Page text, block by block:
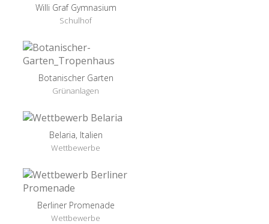
Willi Graf Gymnasium
Schulhof
Botanischer Garten
Grünanlagen
Belaria, Italien
Wettbewerbe
Berliner Promenade
Wettbewerbe